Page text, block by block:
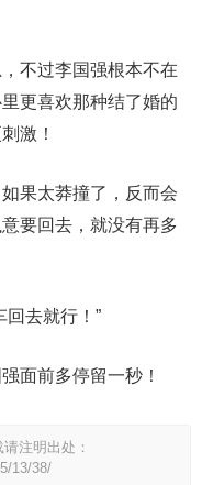
不过李国强根本不在
更喜欢那种结了婚的
激！
果太莽撞了，反而会
要回去，就没有再多
回去就行！”
面前多停留一秒！
注明出处：
13/38/